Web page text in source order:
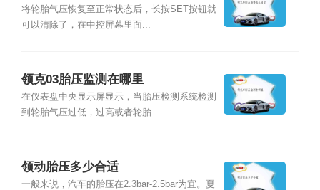
将轮胎气压恢复至正常状态后，长按SET按钮就
可以清除了，在中控屏幕里面...
领克03胎压监测在哪里
在仪表盘中央显示屏显示，当胎压检测系统检测
到轮胎气压过低，过高或者轮胎...
领动胎压多少合适
一般来说，汽车的胎压在2.3bar-2.5bar为宜。夏